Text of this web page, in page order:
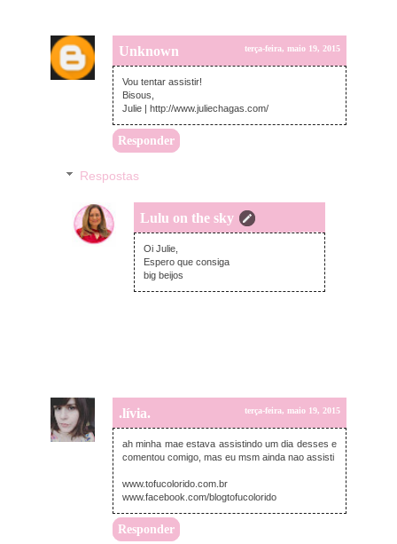
Unknown terça-feira, maio 19, 2015
Vou tentar assistir!
Bisous,
Julie | http://www.juliechagas.com/
Responder
Respostas
Lulu on the sky
terça-feira, maio 19, 2015
Oi Julie,
Espero que consiga
big beijos
.lívia. terça-feira, maio 19, 2015
ah minha mae estava assistindo um dia desses e
comentou comigo, mas eu msm ainda nao assisti
www.tofucolorido.com.br
www.facebook.com/blogtofucolorido
Responder